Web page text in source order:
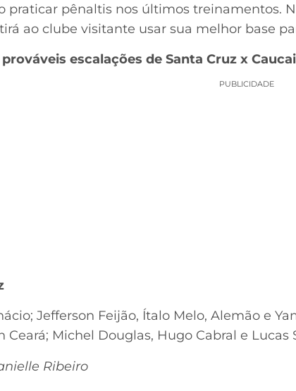
praticar pênaltis nos últimos treinamentos.
ao clube visitante usar sua melhor base
escalações de Santa Cruz x
PUBLICIDADE
Jefferson Feijão, Ítalo Melo, Alemão e
Ceará; Michel Douglas, Hugo Cabral e Lucas
Ribeiro